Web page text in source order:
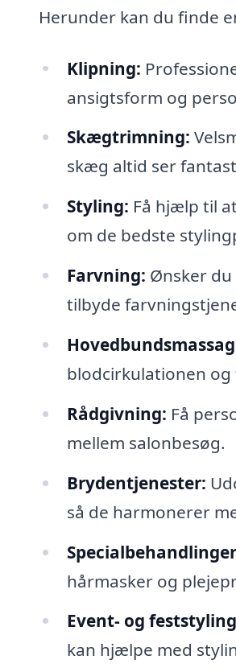
Herunder kan du finde
Klipning:
ansigtsform og
Skægtrimning:
skæg altid ser
Styling: Få hjælp til
om de bedste
Farvning: Ønsker
tilbyde
blodcirkulationen
Rådgivning: Få
mellem salonbesøg.
Brydentjenester:
så de harmonerer
hårmasker og
Event- og
kan hjælpe med